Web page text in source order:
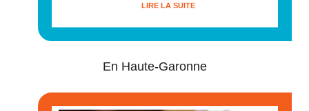
LIRE LA SUITE
En Haute-Garonne